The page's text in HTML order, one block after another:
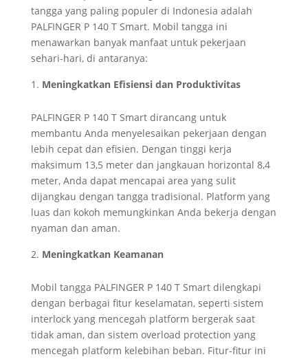
tangga yang paling populer di Indonesia adalah
PALFINGER P 140 T Smart. Mobil tangga ini
menawarkan banyak manfaat untuk pekerjaan
sehari-hari, di antaranya:
Meningkatkan Efisiensi dan Produktivitas
PALFINGER P 140 T Smart dirancang untuk
membantu Anda menyelesaikan pekerjaan dengan
lebih cepat dan efisien. Dengan tinggi kerja
maksimum 13,5 meter dan jangkauan horizontal 8,4
meter, Anda dapat mencapai area yang sulit
dijangkau dengan tangga tradisional. Platform yang
luas dan kokoh memungkinkan Anda bekerja dengan
nyaman dan aman.
Meningkatkan Keamanan
Mobil tangga PALFINGER P 140 T Smart dilengkapi
dengan berbagai fitur keselamatan, seperti sistem
interlock yang mencegah platform bergerak saat
tidak aman, dan sistem overload protection yang
mencegah platform kelebihan beban. Fitur-fitur ini